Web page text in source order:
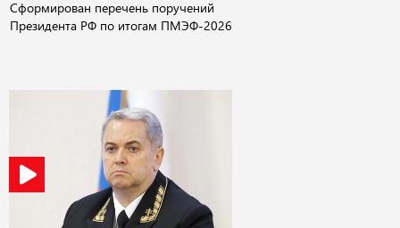
Сформирован перечень поручений
Президента РФ по итогам ПМЭФ-2026